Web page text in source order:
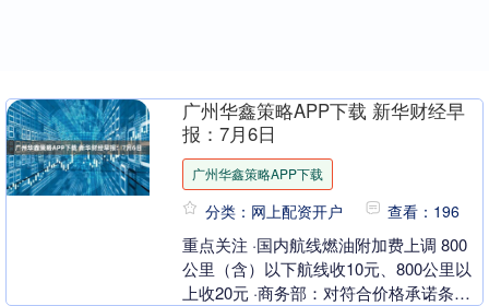
广州华鑫策略APP下载 新华财经早
报：7月6日
广州华鑫策略APP下载
分类：网上配资开户 查看：196
重点关注 ·国内航线燃油附加费上调 800
公里（含）以下航线收10元、800公里以
上收20元 ·商务部：对符合价格承诺条件